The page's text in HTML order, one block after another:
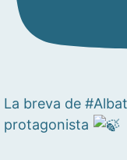
La breva de
protagonista